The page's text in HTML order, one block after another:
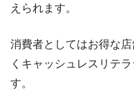
三井住友カード
VIASOカード VIASO
dカード GOLD dカード
えられます。
消費者としてはお得な
くキャッシュレスリテ
す。